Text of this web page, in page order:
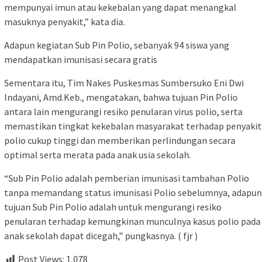
mempunyai imun atau kekebalan yang dapat menangkal
masuknya penyakit,” kata dia.
Adapun kegiatan Sub Pin Polio, sebanyak 94 siswa yang
mendapatkan imunisasi secara gratis
Sementara itu, Tim Nakes Puskesmas Sumbersuko Eni Dwi
Indayani, Amd.Keb., mengatakan, bahwa tujuan Pin Polio
antara lain mengurangi resiko penularan virus polio, serta
memastikan tingkat kekebalan masyarakat terhadap penyakit
polio cukup tinggi dan memberikan perlindungan secara
optimal serta merata pada anak usia sekolah.
“Sub Pin Polio adalah pemberian imunisasi tambahan Polio
tanpa memandang status imunisasi Polio sebelumnya, adapun
tujuan Sub Pin Polio adalah untuk mengurangi resiko
penularan terhadap kemungkinan munculnya kasus polio pada
anak sekolah dapat dicegah,” pungkasnya. ( fjr )
Post Views: 1,078